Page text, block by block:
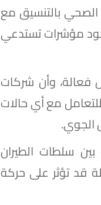
الصحي بالتنسيق مع
مؤشرات تستدعي
فعالة، وأن شركات
للتعامل مع أي حالات
الجوي.
سلطات الطيران
قد تؤثر على حركة